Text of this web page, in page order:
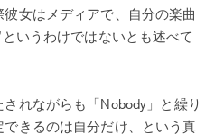
女はメディアで、自分の楽曲
いうわけではないとも述べて
れながらも「Nobody」と繰り
きるのは自分だけ、という真